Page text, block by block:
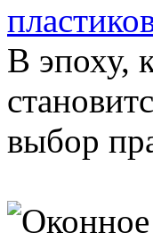
В эпоху,
выбор